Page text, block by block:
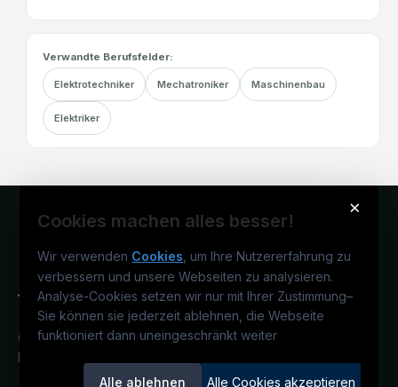
Verwandte Berufsfelder:
Elektrotechniker Mechatroniker Maschinenbau
Elektriker
×
Cookies machen alles besser!
Wir verwenden Cookies , um Ihre Nutzererfahrung zu
verbessern und unsere Webseiten zu analysieren.
Analyse-Cookies setzen wir nur mit Ihrer Zustimmung–
Sie können sie jederzeit ablehnen, die Webseite
funktioniert dann uneingeschränkt weiter
Alle ablehnen Alle Cookies akzeptieren
Österreichs technisches Karriereportal.
Ein Service der candidatis GmbH.